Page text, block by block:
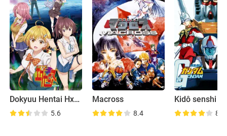
Dokyuu Hentai HxEros
5.6
Macross
8.4 8.2